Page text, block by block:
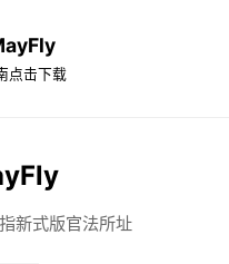
点击下载
新式版官法所址